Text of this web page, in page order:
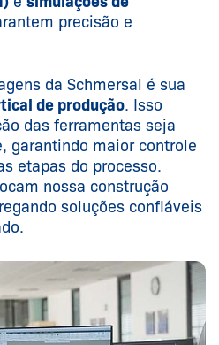
precisão e
da Schmersal é sua
de produção. Isso
das ferramentas seja
garantindo maior controle
etapas do processo.
nossa construção
soluções confiáveis